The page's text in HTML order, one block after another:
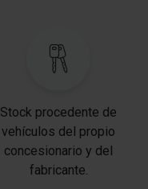
Stock procedente de
vehículos del propio
concesionario y del
fabricante.